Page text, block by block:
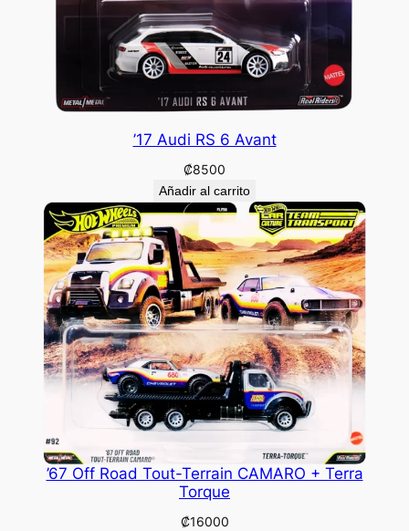
’17 Audi RS 6 Avant
₡8500
Añadir al carrito
’67 Off Road Tout-Terrain CAMARO + Terra
Torque
₡16000